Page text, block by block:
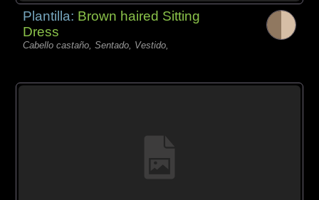
Plantilla: Brown haired Sitting
Dress
Cabello castaño, Sentado, Vestido,